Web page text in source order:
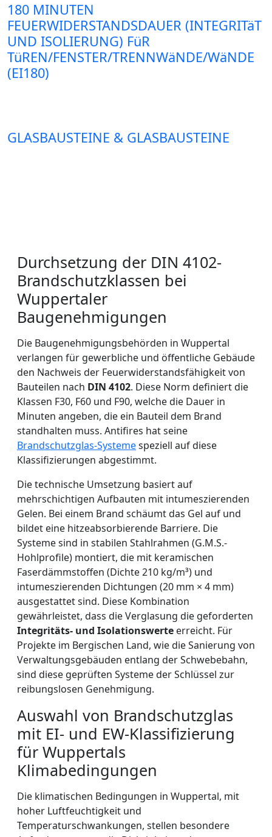
180 MINUTEN
FEUERWIDERSTANDSDAUER (INTEGRITäT
UND ISOLIERUNG) FüR
TüREN/FENSTER/TRENNWäNDE/WäNDE
(EI180)
GLASBAUSTEINE & GLASBAUSTEINE
Durchsetzung der DIN 4102-
Brandschutzklassen bei
Wuppertaler
Baugenehmigungen
Die Baugenehmigungsbehörden in Wuppertal
verlangen für gewerbliche und öffentliche Gebäude
den Nachweis der Feuerwiderstandsfähigkeit von
Bauteilen nach DIN 4102. Diese Norm definiert die
Klassen F30, F60 und F90, welche die Dauer in
Minuten angeben, die ein Bauteil dem Brand
standhalten muss. Antifires hat seine
Brandschutzglas-Systemespeziell auf diese
Klassifizierungen abgestimmt.
Die technische Umsetzung basiert auf
mehrschichtigen Aufbauten mit intumeszierenden
Gelen. Bei einem Brand schäumt das Gel auf und
bildet eine hitzeabsorbierende Barriere. Die
Systeme sind in stabilen Stahlrahmen (G.M.S.-
Hohlprofile) montiert, die mit keramischen
Faserdämmstoffen (Dichte 210 kg/m³) und
intumeszierenden Dichtungen (20 mm × 4 mm)
ausgestattet sind. Diese Kombination
gewährleistet, dass die Verglasung die geforderten
Integritäts- und Isolationswerte erreicht. Für
Projekte im Bergischen Land, wie die Sanierung von
Verwaltungsgebäuden entlang der Schwebebahn,
sind diese geprüften Systeme der Schlüssel zur
reibungslosen Genehmigung.
Auswahl von Brandschutzglas
mit EI- und EW-Klassifizierung
für Wuppertals
Klimabedingungen
Die klimatischen Bedingungen in Wuppertal, mit
hoher Luftfeuchtigkeit und
Temperaturschwankungen, stellen besondere